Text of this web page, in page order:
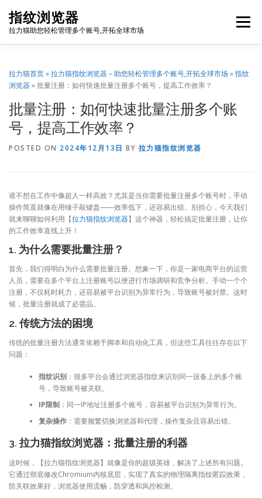
content
指纹浏览器
拉力猫助您轻松管理多个账号,开拓全球市场
Menu
联系我们 免费注册 账号登录 软件下载
拉力猫首页»拉力猫指纹浏览器 – 助您轻松管理多个账号,开拓全球市场»指纹
浏览器»批量注册：如何快速批量注册多个账号，提高工作效率？
批量注册：如何快速批量注册多个账
号，提高工作效率？
POSTED ON 2024年12月13日 BY 拉力猫指纹浏览器
谁不想在工作中像超人一样高效？尤其是当你需要批量注册多个账号时，手动
操作简直就像在用锤子敲键盘——效率低下，还容易出错。别担心，今天我们
就来聊聊如何利用【拉力猫指纹浏览器】这个神器，轻松搞定批量注册，让你
的工作效率直线上升！
1. 为什么需要批量注册？
首先，我们得明白为什么需要批量注册。想象一下，你是一家电商平台的运营
人员，需要在多个平台上注册账号以便进行市场调研和竞争分析。手动一个个
注册，不仅耗时耗力，还容易被平台识别为异常行为，导致账号被封禁。这时
候，批量注册就成了必需品。
2. 传统方法的困境
传统的批量注册方法通常依赖于脚本和自动化工具，但这些工具往往存在以下
问题：
指纹识别：很多平台会通过浏览器指纹来识别同一设备上的多个账
号，导致账号被关联。
IP限制：同一IP地址注册多个账号，容易被平台识别为异常行为。
复杂操作：需要频繁切换浏览器和代理，操作复杂且容易出错。
3. 拉力猫指纹浏览器：批量注册的利器
这时候，【拉力猫指纹浏览器】就像是你的超级英雄，解决了上述所有问题。
它通过彻底修改Chromium内核底层，实现了真实的物理隔离指纹匿踪效果，
防关联效果好，浏览器使用流畅，防穿透和风控检测。